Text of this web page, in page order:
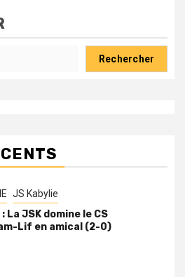
Rechercher
JS Kabylie
La JSK domine le CS
Lif en amical (2-0)